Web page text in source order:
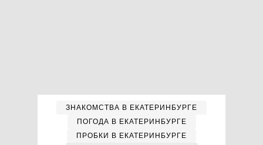
ЗНАКОМСТВА В ЕКАТЕРИНБУРГЕ
ПОГОДА В ЕКАТЕРИНБУРГЕ
ПРОБКИ В ЕКАТЕРИНБУРГЕ